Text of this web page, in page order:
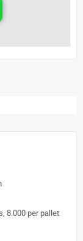
8.000 per pallet